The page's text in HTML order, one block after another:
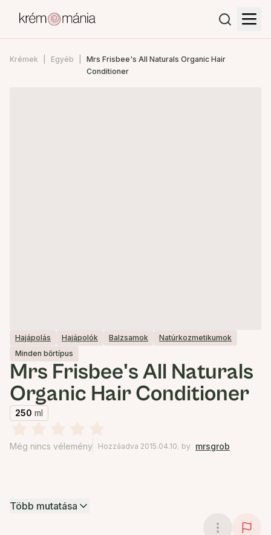
Krémek Egyéb
Mrs Frisbee's All Naturals Organic Hair
Conditioner
Hajápolás Hajápolók Balzsamok
Natúrkozmetikumok
Minden bőrtípus
Mrs Frisbee's All Naturals
Organic Hair Conditioner
250 ml
Még nincs vélemény Hozzáadva 2015.04.10. by mrsgrob
Több mutatása